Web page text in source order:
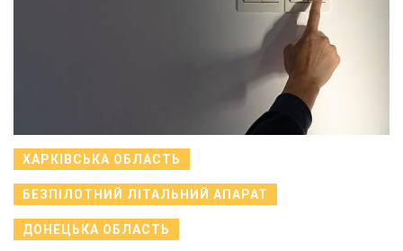
ХАРКІВСЬКА ОБЛАСТЬ
БЕЗПІЛОТНИЙ ЛІТАЛЬНИЙ АПАРАТ
ДОНЕЦЬКА ОБЛАСТЬ